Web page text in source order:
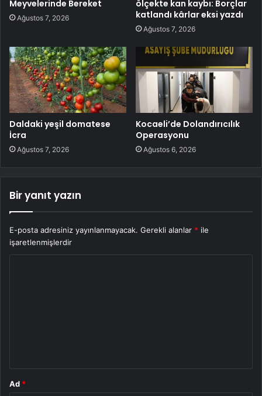
Meyvelerinde Bereket
Ağustos 7, 2026
ölçekte kan kaybı: Borçlar
katlandı kârlar eksi yazdı
Ağustos 7, 2026
Daldaki yeşil domatese
İcra
Ağustos 7, 2026
Kocaeli’de Dolandırıcılık
Operasyonu
Ağustos 6, 2026
Bir yanıt yazın
E-posta adresiniz yayınlanmayacak. Gerekli alanlar * ile
işaretlenmişlerdir
Ad *